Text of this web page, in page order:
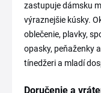
zastupuje dámsku
výraznejšie kúsky.
oblečenie, plavky,
opasky, peňaženky
tínedžeri a mladí
Doručenie a